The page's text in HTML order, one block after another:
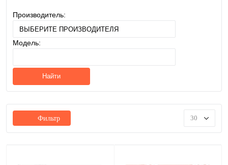
Производитель:
Модель:
Найти
Фильтр 30